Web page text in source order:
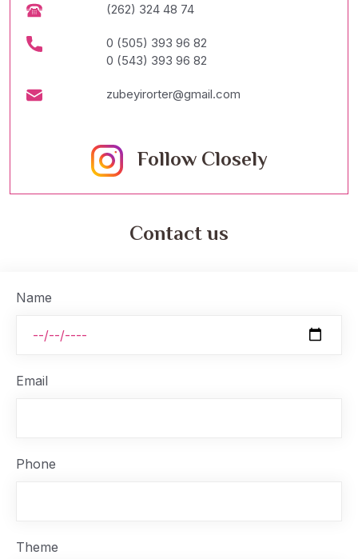
(262) 324 48 74
0 (505) 393 96 82
0 (543) 393 96 82
zubeyirorter@gmail.com
Follow Closely
Contact us
Name
Email
Phone
Theme